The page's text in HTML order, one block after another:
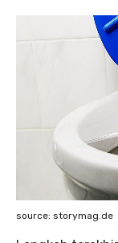
source: storymag.de